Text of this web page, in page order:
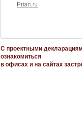
Prian.ru
С проектными
ознакомиться
в офисах и на сайтах